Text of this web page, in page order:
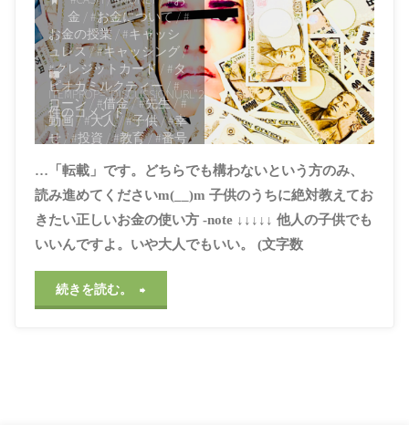
と
ブ
ッ
と
だ
金 / #お金について/#
お金の授業 /#キャッシ
ュレス/#キャッシング /
#クレジットカード/ #タ
ピオカミルクティー/ #
ローン/#借金/#先生/#
動画/#大人/#子供/#幸
せ /#投資 /#教育/#番号
#遊び
2021年3月26日, 12:18
AM
ITEMPROP="DISCUSSIONURL"2
件のコメント
…「転載」です。どちらでも構わないという方のみ、
読み進めてくださいm(__)m 子供のうちに絶対教えてお
きたい正しいお金の使い方 -note ↓↓↓↓↓ 他人の子供でも
いいんですよ。いや大人でもいい。 (文字数
続きを読む。 "【天